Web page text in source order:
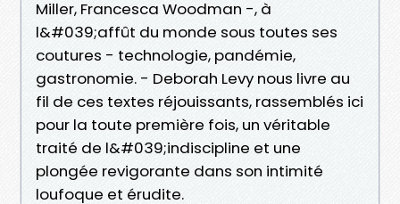
Miller, Francesca Woodman -, à
l&#039;affût du monde sous toutes ses
coutures - technologie, pandémie,
gastronomie. - Deborah Levy nous livre au
fil de ces textes réjouissants, rassemblés ici
pour la toute première fois, un véritable
traité de l&#039;indiscipline et une
plongée revigorante dans son intimité
loufoque et érudite.